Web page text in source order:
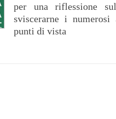
per una riflessione
sviscerarne i
punti di vista